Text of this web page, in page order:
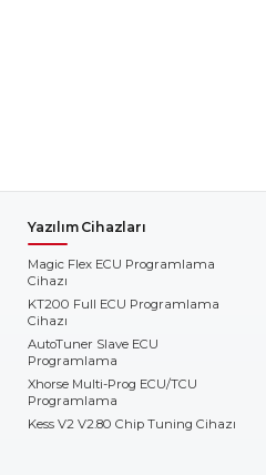
Yazılım Cihazları
Magic Flex ECU Programlama
Cihazı
KT200 Full ECU Programlama
Cihazı
AutoTuner Slave ECU
Programlama
Xhorse Multi-Prog ECU/TCU
Programlama
Kess V2 V2.80 Chip Tuning Cihazı